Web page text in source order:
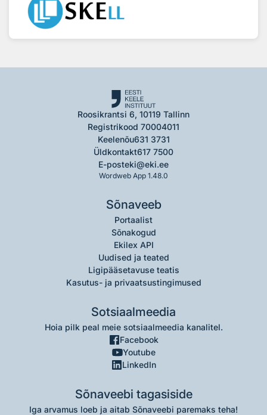
Roosikrantsi 6, 10119 Tallinn
Registrikood 70004011
Keelenõu631 3731
Üldkontakt617 7500
E-posteki@eki.ee
Wordweb App 1.48.0
Sõnaveeb
Portaalist
Sõnakogud
Ekilex API
Uudised ja teated
Ligipääsetavuse teatis
Kasutus- ja privaatsustingimused
Sotsiaalmeedia
Hoia pilk peal meie sotsiaalmeedia kanalitel.
Facebook
Youtube
LinkedIn
Sõnaveebi tagasiside
Iga arvamus loeb ja aitab Sõnaveebi paremaks teha!